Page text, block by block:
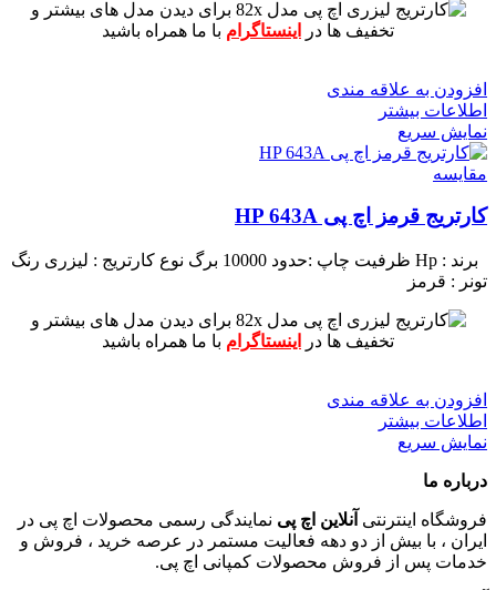
برای دیدن مدل های بیشتر و
تخفیف ها در
اینستاگرام با ما همراه باشید
افزودن به علاقه مندی
اطلاعات بیشتر
نمایش سریع
مقايسه
کارتریج قرمز اچ پی HP 643A
برند : Hp ظرفیت چاپ :حدود 10000 برگ نوع کارتریج : لیزری رنگ
تونر : قرمز
برای دیدن مدل های بیشتر و
تخفیف ها در
اینستاگرام با ما همراه باشید
افزودن به علاقه مندی
اطلاعات بیشتر
نمایش سریع
درباره ما
فروشگاه اینترنتی آنلاین اچ پی نمایندگی رسمی محصولات اچ پی در
ایران ، با بیش از دو دهه فعالیت مستمر در عرصه خرید ، فروش و
خدمات پس از فروش محصولات کمپانی اچ پی.